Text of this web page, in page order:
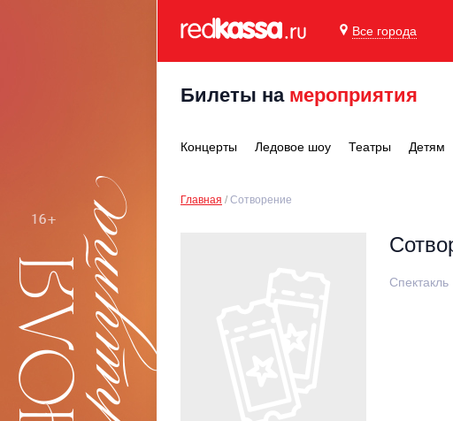
Все города
Билеты на мероприятия
Концерты Ледовое шоу Театры Детям
Главная Сотворение
Спектакль